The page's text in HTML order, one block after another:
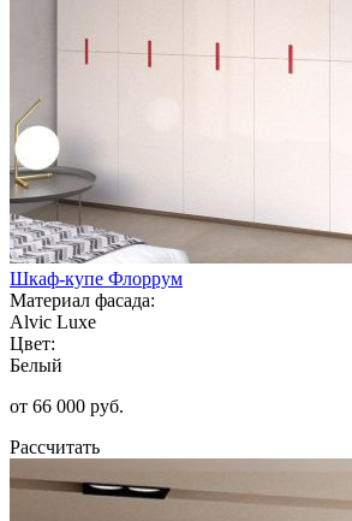
Шкаф-купе Флоррум
Материал фасада:
Alvic Luxe
Цвет:
Белый
от 66 000 руб.
Рассчитать